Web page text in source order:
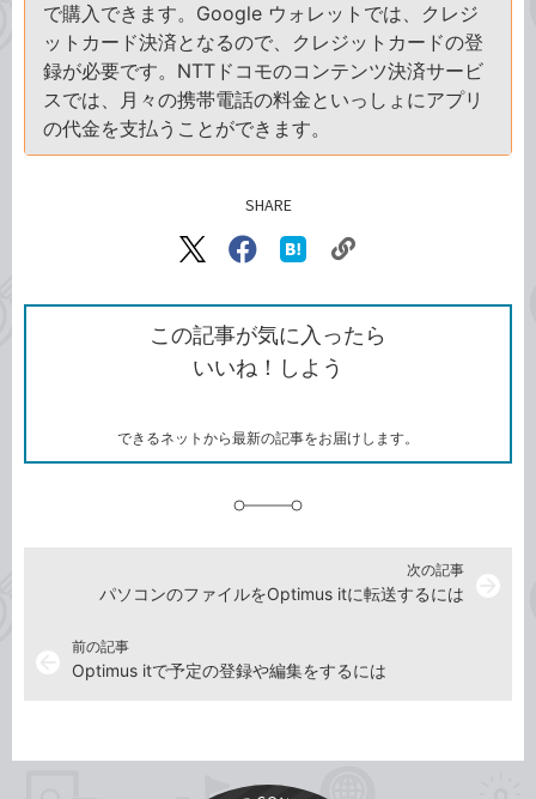
で購入できます。Google ウォレットでは、クレジ
ットカード決済となるので、クレジットカードの登
録が必要です。NTTドコモのコンテンツ決済サービ
スでは、月々の携帯電話の料金といっしょにアプリ
の代金を支払うことができます。
SHARE
X（旧
で
シ
ェ
ア
Facebook
シ
ェ
ア
な
ブ
ッ
ク
ク
ク
を
コ
この記事が気に入ったら
いいね！しよう
できるネットから最新の記事をお届けします。
前の記事
Optimus itで予定の登録や編集をするには
次の記事
パソコンのファイルをOptimus itに転送するには